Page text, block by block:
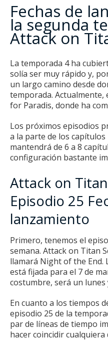
Fechas de
la segunda
Attack on
La temporada 4 ha
solía ser muy rápido y,
un largo camino desde
temporada. Actualmente,
for Paradis, donde ha
Los próximos episodios
a la parte de los capítulos
mantendrá de 6 a 8
configuración bastante
Attack on
Episodio 25
lanzamiento
Primero, tenemos el
semana. Attack on Titan
llamará Night of the End.
está fijada para el 7 de
costumbre, será un lunes
En cuanto a los tiempos
episodio 25 de la
par de líneas de tiempo
hacer coincidir cualquiera